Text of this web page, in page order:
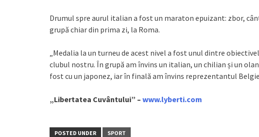
Drumul spre aurul italian a fost un maraton epuizant: zbor,
grupă chiar din prima zi, la Roma.
„Medalia la un turneu de acest nivel a fost unul dintre
clubul nostru. În grupă am învins un italian, un chilian și un
fost cu un japonez, iar în finală am învins reprezentantul
„Libertatea Cuvântului” – www.lyberti.com
POSTED UNDER SPORT